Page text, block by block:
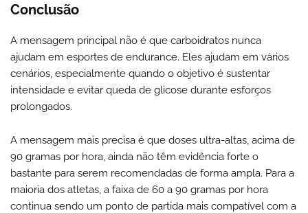
Conclusão
A mensagem principal não é que carboidratos nunca
ajudam em esportes de endurance. Eles ajudam em vários
cenários, especialmente quando o objetivo é sustentar
intensidade e evitar queda de glicose durante esforços
prolongados.
A mensagem mais precisa é que doses ultra-altas, acima de
90 gramas por hora, ainda não têm evidência forte o
bastante para serem recomendadas de forma ampla. Para a
maioria dos atletas, a faixa de 60 a 90 gramas por hora
continua sendo um ponto de partida mais compatível com a